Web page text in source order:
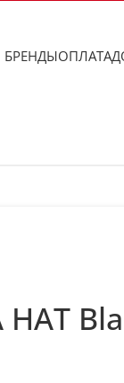
БРЕНДЫОПЛАТА